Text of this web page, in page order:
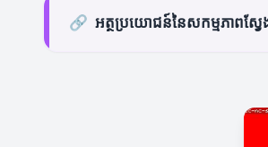
🔗 អត្ថប្រយោជន៍នៃសកម្មភាពស្វែ